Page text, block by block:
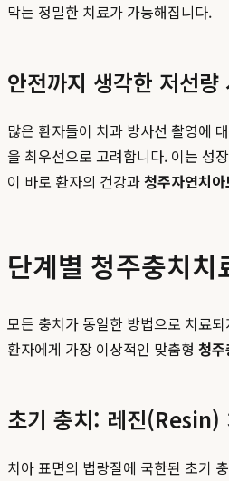
막는 정밀한 치료가 가능해집니다.
안전까지 생각한 저선량
많은 환자들이 치과 방사선 촬영에
을 최우선으로 고려합니다. 이는 성
이 바로 환자의 건강과청주자연치아
단계별 청주충치
모든 충치가 동일한 방법으로 치료
환자에게 가장 이상적인 맞춤형 청
초기 충치: 레진(Resin)
치아 표면의 법랑질에 국한된 초기